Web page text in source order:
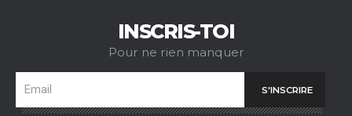
INSCRIS-TOI
Pour ne rien manquer